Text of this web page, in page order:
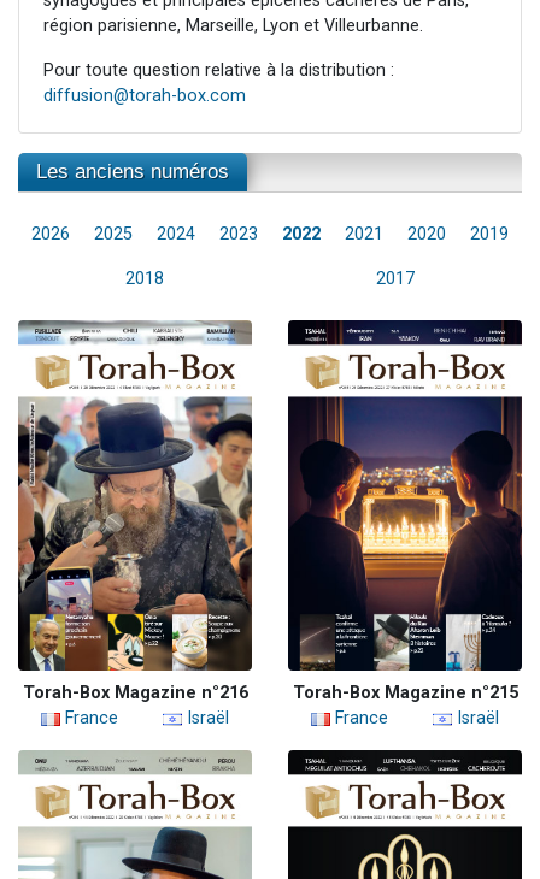
région parisienne, Marseille, Lyon et Villeurbanne.
Pour toute question relative à la distribution :
diffusion@torah-box.com
Les anciens numéros
2026 2025 2024 2023 2022 2021 2020 2019
2018 2017
Torah-Box Magazine n°216
France
Israël
Torah-Box Magazine n°215
France
Israël